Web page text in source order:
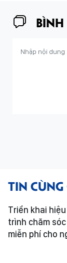
TIN CÙNG
Triển khai
trình chăm
miễn phí cho